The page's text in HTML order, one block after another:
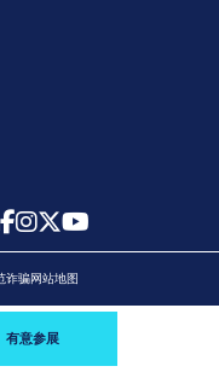
有意参展
诈骗网站地图